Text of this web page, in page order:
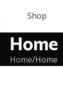
Shop
Home
Home Home